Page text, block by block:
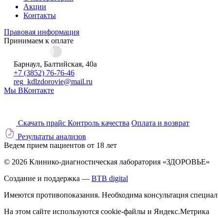
Акции
Контакты
Правовая информация
Принимаем к оплате
Барнаул, Балтийская, 40а
+7 (3852) 76-76-46
reg_kdlzdorovie@mail.ru
Мы ВКонтакте
Скачать прайс Контроль качества Оплата и возврат
Результаты анализов
Ведем прием пациентов от 18 лет
© 2026 Клинико-диагностическая лаборатория «ЗДОРОВЬЕ»
Создание и поддержка — BTB digital
Имеются противопоказания. Необходима консультация
На этом сайте используются cookie-файлы и Яндекс.Метрика